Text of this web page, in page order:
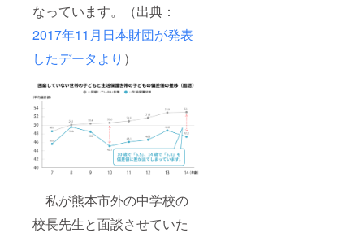
なっています。（出典：
2017年11月日本財団が発表
したデータより ）
私が熊本市外の中学校の
校長先生と面談させていた